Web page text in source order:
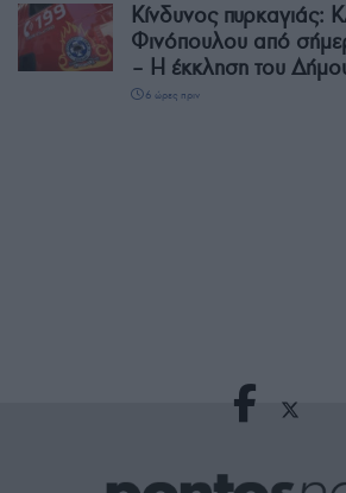
Κίνδυνος πυρκαγιάς:
Φινόπουλου από
– Η έκκληση του
6 ώρες πριν